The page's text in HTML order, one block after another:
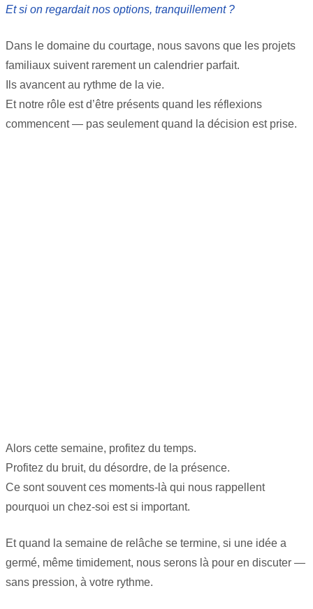
Et si on regardait nos options, tranquillement ?
Dans le domaine du courtage, nous savons que les projets
familiaux suivent rarement un calendrier parfait.
Ils avancent au rythme de la vie.
Et notre rôle est d’être présents quand les réflexions
commencent — pas seulement quand la décision est prise.
Alors cette semaine, profitez du temps.
Profitez du bruit, du désordre, de la présence.
Ce sont souvent ces moments-là qui nous rappellent
pourquoi un chez-soi est si important.
Et quand la semaine de relâche se termine, si une idée a
germé, même timidement, nous serons là pour en discuter —
sans pression, à votre rythme.